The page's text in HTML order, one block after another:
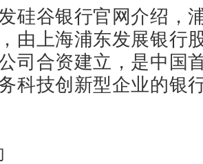
谷银行官网介绍，
由上海浦东发展银行
司合资建立，是中国
科技创新型企业的银